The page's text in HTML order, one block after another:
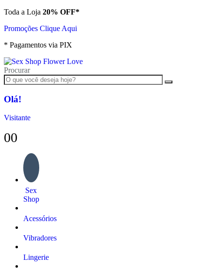
Toda a Loja 20% OFF*
Promoções Clique Aqui
* Pagamentos via PIX
Procurar
Olá!
Visitante
00
Sex
Shop
Acessórios
Vibradores
Lingerie